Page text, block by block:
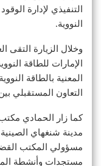
التنفيذي لإدارة
النووية.
وخلال الزيارة التقى
الإمارات للطاقة
المعنية بالطاقة
التعاون المستقبلي
كما زار الحمادي
مدينة شنغهاي
مسؤولي المكتب
مستجدات وأنشطة